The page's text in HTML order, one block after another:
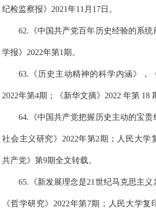
纪检监察报》2021年11月17日。
62. 《中国共产党百年历史经验的系
学报》2022年第1期 。
63. 《历史主动精神的科学内涵》，
2022年第4期 ； 《新华文摘》 2022 年第 18
64.《中国共产党把握历史主动的宝
社会主义研究》2022年第2期 ； 人 民大学
共产党》第9期全文转载。
65.《新发展理念是21世纪马克思主义
《哲学研究》2022年第7期 ； 人 民大学复